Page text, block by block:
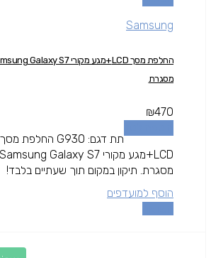
Samsung
מסגרת
₪470
תת דגם: G930 החלפת מסך
מסגרת. תיקון במקום תוך שעתיים בלבד!
הוסף למועדפים